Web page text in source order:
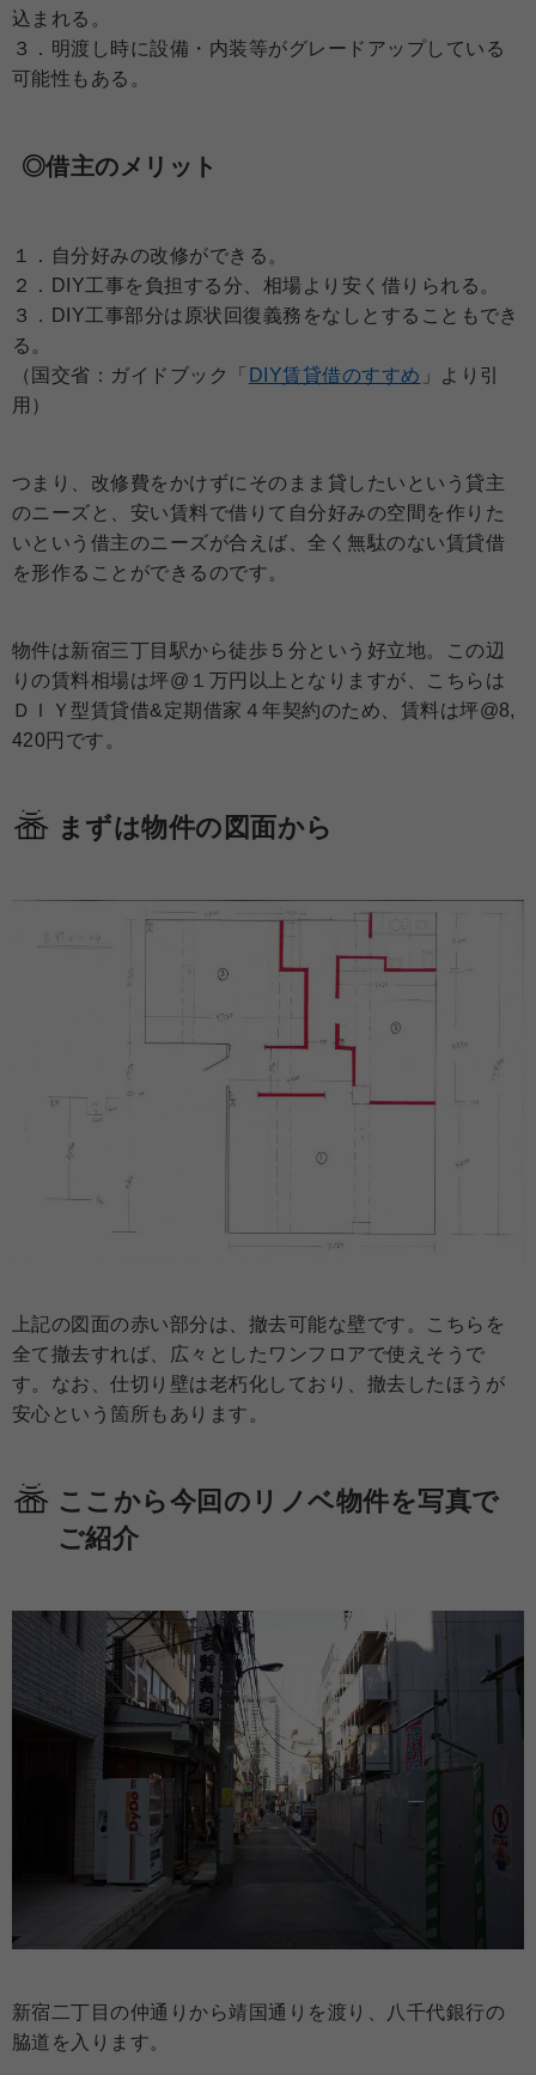
込まれる。
３．明渡し時に設備・内装等がグレードアップしている
可能性もある。
◎借主のメリット
１．自分好みの改修ができる。
２．DIY工事を負担する分、相場より安く借りられる。
３．DIY工事部分は原状回復義務をなしとすることもでき
る。
（国交省：ガイドブック「 DIY賃貸借のすすめ 」より引
用）
つまり、改修費をかけずにそのまま貸したいという貸主
のニーズと、安い賃料で借りて自分好みの空間を作りた
いという借主のニーズが合えば、全く無駄のない賃貸借
を形作ることができるのです。
物件は新宿三丁目駅から徒歩５分という好立地。この辺
りの賃料相場は坪@１万円以上となりますが、こちらは
ＤＩＹ型賃貸借&定期借家４年契約のため、賃料は坪@8,
420円です。
まずは物件の図面から
上記の図面の赤い部分は、撤去可能な壁です。こちらを
全て撤去すれば、広々としたワンフロアで使えそうで
す。なお、仕切り壁は老朽化しており、撤去したほうが
安心という箇所もあります。
ここから今回のリノベ物件を写真で
ご紹介
新宿二丁目の仲通りから靖国通りを渡り、八千代銀行の
脇道を入ります。